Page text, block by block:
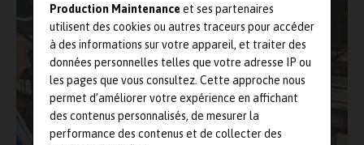
Production Maintenanceet ses partenaires
utilisent des cookies ou autres traceurs pour accéder
à des informations sur votre appareil, et traiter des
données personnelles telles que votre adresse IP ou
les pages que vous consultez. Cette approche nous
permet d’améliorer votre expérience en affichant
des contenus personnalisés, de mesurer la
performance des contenus et de collecter des